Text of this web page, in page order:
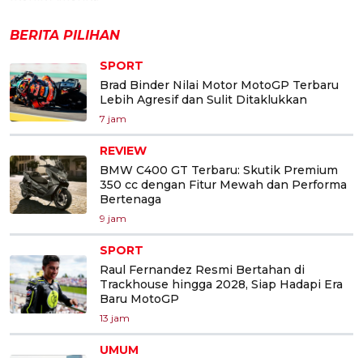
BERITA PILIHAN
SPORT
Brad Binder Nilai Motor MotoGP Terbaru
Lebih Agresif dan Sulit Ditaklukkan
7 jam
REVIEW
BMW C400 GT Terbaru: Skutik Premium
350 cc dengan Fitur Mewah dan Performa
Bertenaga
9 jam
SPORT
Raul Fernandez Resmi Bertahan di
Trackhouse hingga 2028, Siap Hadapi Era
Baru MotoGP
13 jam
UMUM